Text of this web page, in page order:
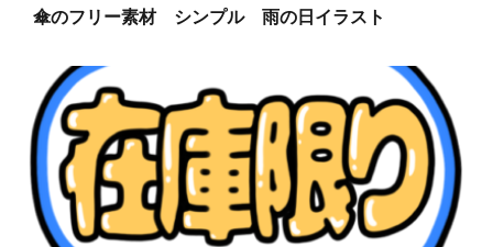
傘のフリー素材 シンプル 雨の日イラスト